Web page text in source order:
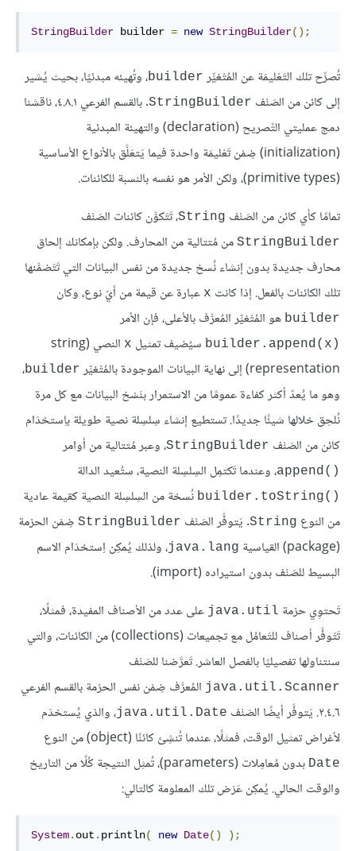
StringBuilder builder = new StringBuilder();
تُصرِّح تلك التَعْليمَة عن المُتْغيِّر builder، وتُهيئه مبدئيًا، بحيث يُشير
إلى كائن من الصَنْف StringBuilder
. بالقسم الفرعي ٤.٨.١، ناقشنا
دمج عمليتي التّصريح (declaration) والتهيئة المبدئية
(initialization) ضِمْن تَعْليمَة واحدة فيما يَتعَلَّق بالأنواع الأساسية
(primitive types)، ولكن الأمر هو نفسه بالنسبة للكائنات.
تمامًا كأي كائن من الصَنْف String، تَتَكوَّن كائنات الصَنْف
StringBuilder من مُتتالية من المحارف. ولكن بإمكانك إلحاق
محارف جديدة بدون إنشاء نُسخ جديدة من نفس البيانات التي تَتَضمَّنها
تلك الكائنات بالفعل. إذا كانت x عبارة عن قيمة من أيّ نوع، وكان
builder هو المُتْغيِّر المُعرَّف بالأعلى، فإن الأمر
builder.append(x)‎ سيُضيف تمثيل x
النصي (string
representation) إلى نهاية البيانات الموجودة بالمُتْغيِّر
builder،
وهو ما يُعدّ أكثر كفاءة عمومًا من الاستمرار بنَسْخ البيانات مع كل مرة
نُلحِق خلالها شيئًا جديدًا. تستطيع إنشاء سِلسِلة نصية طويلة باِستخدَام
كائن من الصَنْف StringBuilder، وعبر مُتتالية من أوامر
append()‎، وعندما تَكتمِل السِلسِلة النصية، ستُعيد الدالة
builder.toString()‎ نُسخة من السِلسِلة النصية كقيمة عادية
من النوع String. يَتوفَّر الصَنْف StringBuilder ضِمْن الحزمة
(package) القياسية
java.lang، ولذلك يُمكِن اِستخدَام الاسم
البسيط للصَنْف بدون استيراده (import).
تَحتوِي حزمة java.util على عدد من الأصناف المفيدة، فمثلًا،
تَتَوفَّر أصناف للتَعامُل مع تجميعات (collections) من الكائنات، والتي
سنتناولها تفصيليًا بالفصل العاشر. تَعرَّضنا للصَنْف
java.util.Scanner المُعرَّف ضِمْن نفس الحزمة بالقسم الفرعي
٢.٤.٦. يَتوفَّر أيضًا الصَنْف
java.util.Date، والذي يُستخدَم
لأغراض تمثيل الوقت، فمثلًا، عندما تُنشِئ كائنًا (object) من النوع
Date
بدون مُعامِلات (parameters)، تُمثِل النتيجة كُلًا من التاريخ
والوقت الحالي. يُمكِن عَرْض تلك المعلومة كالتالي:
System. out . println( new Date() );